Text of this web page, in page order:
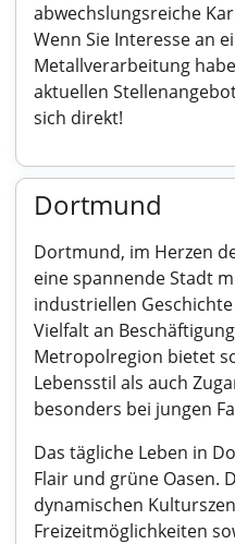
abwechslungsreiche
Wenn Sie Interesse an
Metallverarbeitung
aktuellen
sich direkt!
Dortmund
Dortmund, im Herzen
eine spannende Stadt
industriellen
Vielfalt an
Metropolregion bietet
Lebensstil als auch
besonders bei jungen
Das tägliche Leben in
Flair und grüne Oasen.
dynamischen
Freizeitmöglichkeiten